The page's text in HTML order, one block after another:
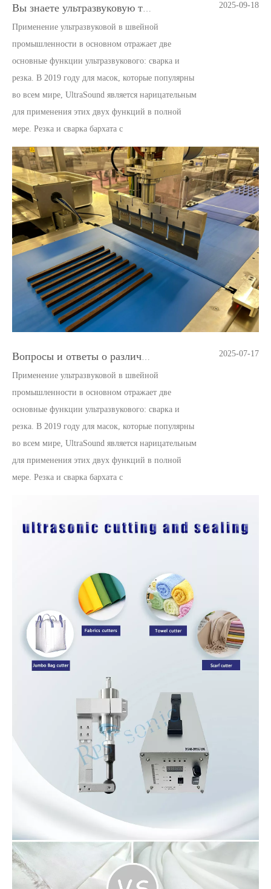
Вы знаете ультразвуковую технологию резки пищи
Применение ультразвуковой в швейной
промышленности в основном отражает две
основные функции ультразвукового: сварка и
резка. В 2019 году для масок, которые популярны
во всем мире, UltraSound является нарицательным
для применения этих двух функций в полной
мере. Резка и сварка бархата c
2025-09-18
Вопросы и ответы о различных приложениях ультразвуковых
Применение ультразвуковой в швейной
промышленности в основном отражает две
основные функции ультразвукового: сварка и
резка. В 2019 году для масок, которые популярны
во всем мире, UltraSound является нарицательным
для применения этих двух функций в полной
мере. Резка и сварка бархата c
2025-07-17